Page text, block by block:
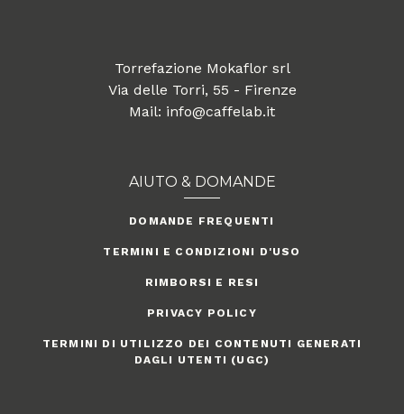
Torrefazione Mokaflor srl
Via delle Torri, 55 - Firenze
Mail: info@caffelab.it
AIUTO & DOMANDE
DOMANDE FREQUENTI
TERMINI E CONDIZIONI D'USO
RIMBORSI E RESI
PRIVACY POLICY
TERMINI DI UTILIZZO DEI CONTENUTI GENERATI
DAGLI UTENTI (UGC)